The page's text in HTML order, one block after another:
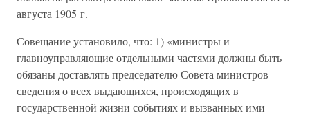
августа 1905 г.
Совещание установило, что: 1) «министры и
главноуправляющие отдельными частями должны быть
обязаны доставлять председателю Совета министров
сведения о всех выдающихся, происходящих в
государственной жизни событиях и вызванных ими